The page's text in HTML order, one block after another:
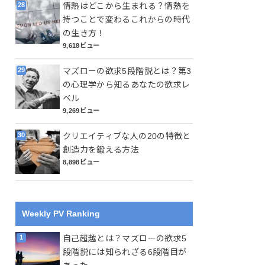
情熱はどこから生まれる？情熱を
持つことで変わるこれからの時代
の生き方！
9,618ビュー
マズローの欲求5段階説とは？第3
の心理学から知るあなたの欲求レ
ベル
9,269ビュー
クリエイティブな人の20の特徴と
創造力を鍛える方法
8,898ビュー
Weekly PV Ranking
自己超越とは？マズローの欲求5
段階説には知られざる6段階目が